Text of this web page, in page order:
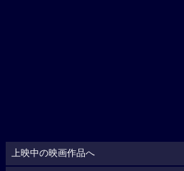
上映中の映画作品へ